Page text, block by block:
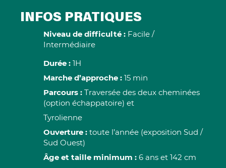
INFOS PRATIQUES
Niveau de difficulté : Facile /
Intermédiaire
Durée : 1H
Marche d’approche : 15 min
Parcours : Traversée des deux cheminées
(option échappatoire) et
Tyrolienne
Ouverture : toute l’année (exposition Sud /
Sud Ouest)
Âge et taille minimum : 6 ans et 142 cm